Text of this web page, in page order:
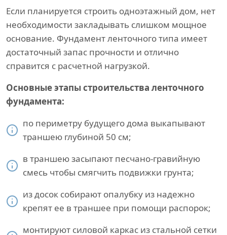
Если планируется строить одноэтажный дом, нет
необходимости закладывать слишком мощное
основание. Фундамент ленточного типа имеет
достаточный запас прочности и отлично
справится с расчетной нагрузкой.
Основные этапы строительства ленточного
фундамента:
по периметру будущего дома выкапывают
траншею глубиной 50 см;
в траншею засыпают песчано-гравийную
смесь чтобы смягчить подвижки грунта;
из досок собирают опалубку из надежно
крепят ее в траншее при помощи распорок;
монтируют силовой каркас из стальной сетки